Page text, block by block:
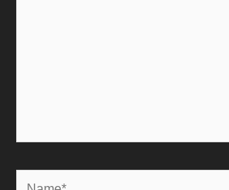
Name*